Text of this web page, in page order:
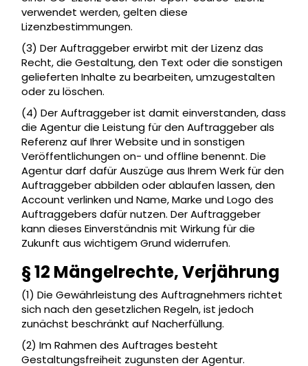
verwendet werden, gelten diese
Lizenzbestimmungen.
(3) Der Auftraggeber erwirbt mit der Lizenz das
Recht, die Gestaltung, den Text oder die sonstigen
gelieferten Inhalte zu bearbeiten, umzugestalten
oder zu löschen.
(4) Der Auftraggeber ist damit einverstanden, dass
die Agentur die Leistung für den Auftraggeber als
Referenz auf Ihrer Website und in sonstigen
Veröffentlichungen on- und offline benennt. Die
Agentur darf dafür Auszüge aus Ihrem Werk für den
Auftraggeber abbilden oder ablaufen lassen, den
Account verlinken und Name, Marke und Logo des
Auftraggebers dafür nutzen. Der Auftraggeber
kann dieses Einverständnis mit Wirkung für die
Zukunft aus wichtigem Grund widerrufen.
§ 12 Mängelrechte, Verjährung
(1) Die Gewährleistung des Auftragnehmers richtet
sich nach den gesetzlichen Regeln, ist jedoch
zunächst beschränkt auf Nacherfüllung.
(2) Im Rahmen des Auftrages besteht
Gestaltungsfreiheit zugunsten der Agentur.